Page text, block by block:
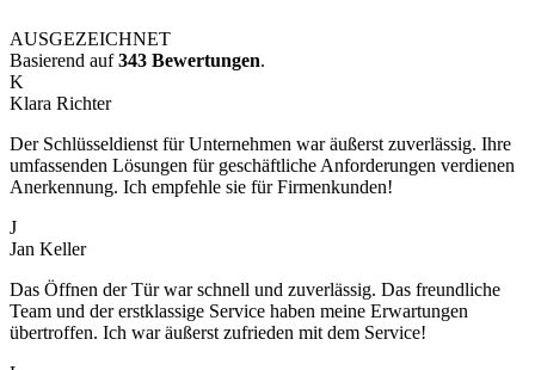
AUSGEZEICHNET
Basierend auf343 Bewertungen.
K
Klara Richter
Der Schlüsseldienst für Unternehmen war äußerst zuverlässig. Ihre
umfassenden Lösungen für geschäftliche Anforderungen verdienen
Anerkennung. Ich empfehle sie für Firmenkunden!
J
Jan Keller
Das Öffnen der Tür war schnell und zuverlässig. Das freundliche
Team und der erstklassige Service haben meine Erwartungen
übertroffen. Ich war äußerst zufrieden mit dem Service!